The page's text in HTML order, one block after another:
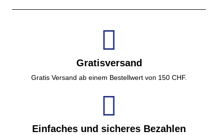
Gratisversand
Gratis Versand ab einem Bestellwert von 150 CHF.
Einfaches und sicheres Bezahlen